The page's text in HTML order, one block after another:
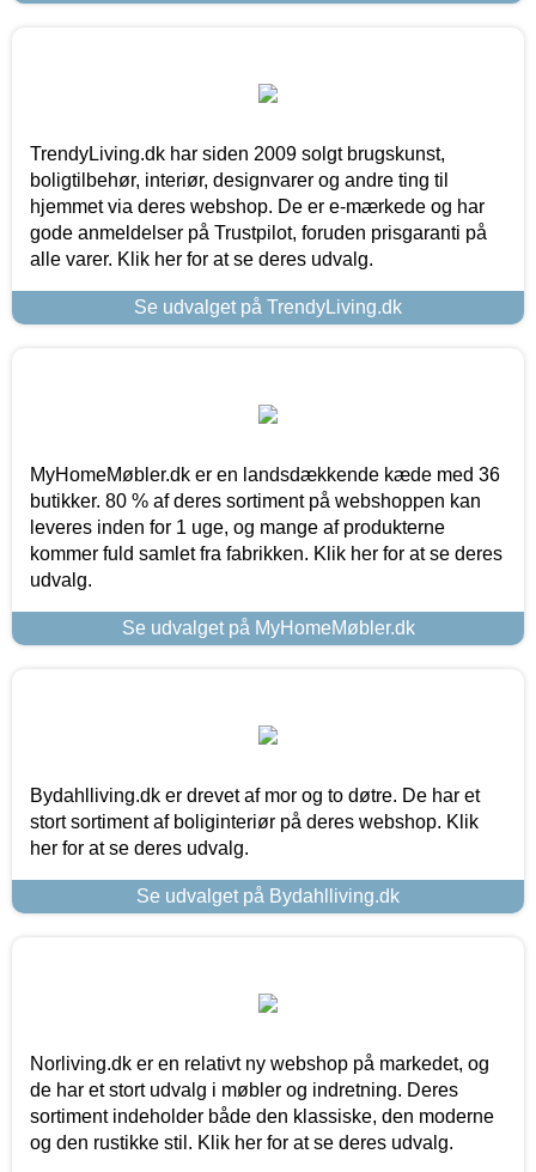
TrendyLiving.dk har siden 2009 solgt brugskunst,
boligtilbehør, interiør, designvarer og andre ting til
hjemmet via deres webshop. De er e-mærkede og har
gode anmeldelser på Trustpilot, foruden prisgaranti på
alle varer. Klik her for at se deres udvalg.
Se udvalget på TrendyLiving.dk
MyHomeMøbler.dk er en landsdækkende kæde med 36
butikker. 80 % af deres sortiment på webshoppen kan
leveres inden for 1 uge, og mange af produkterne
kommer fuld samlet fra fabrikken. Klik her for at se deres
udvalg.
Se udvalget på MyHomeMøbler.dk
Bydahlliving.dk er drevet af mor og to døtre. De har et
stort sortiment af boliginteriør på deres webshop. Klik
her for at se deres udvalg.
Se udvalget på Bydahlliving.dk
Norliving.dk er en relativt ny webshop på markedet, og
de har et stort udvalg i møbler og indretning. Deres
sortiment indeholder både den klassiske, den moderne
og den rustikke stil. Klik her for at se deres udvalg.